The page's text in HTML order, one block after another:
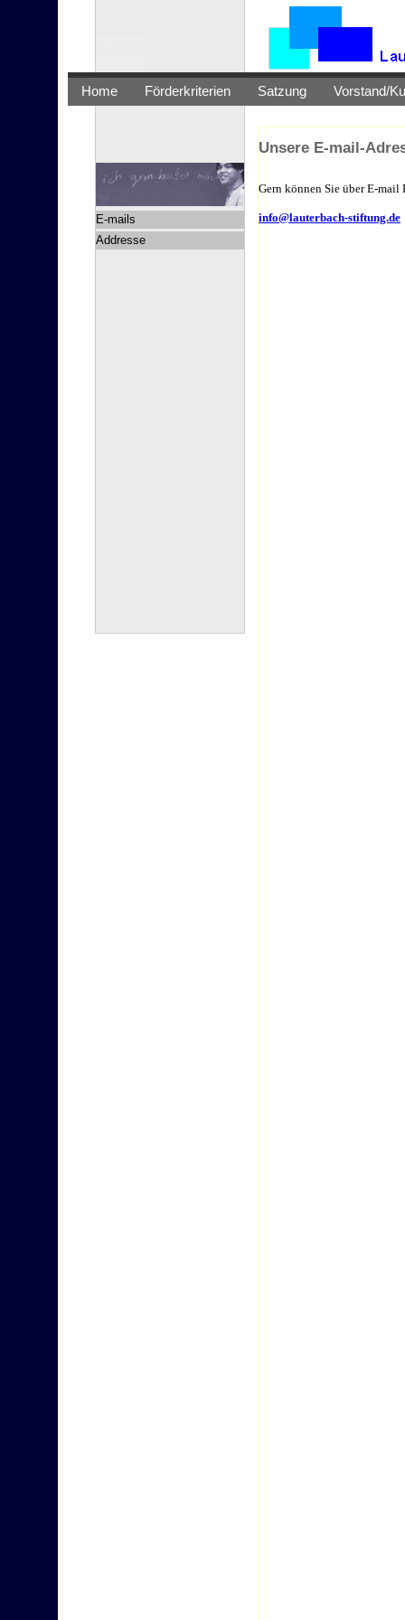
E-mails
Addresse
Home Förderkriterien Satzung Vorstand/
Unsere E-mail-
Gern können Sie über E-
info@lauterbach-stiftung.de